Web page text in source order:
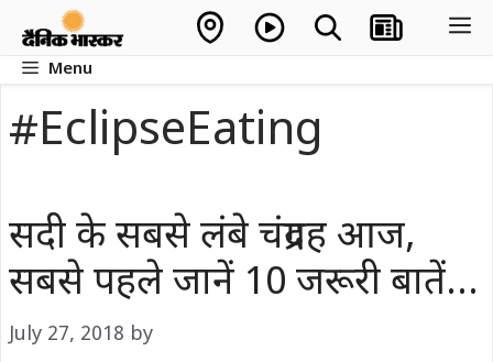
contentMenu
#EclipseEating
सदी के सबसे लंबे चंद्रग्रह आज,
सबसे पहले जानें 10 जरूरी बातें…
July 27, 2018 by